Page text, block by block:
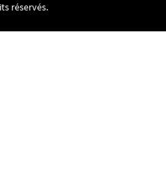
réservés.